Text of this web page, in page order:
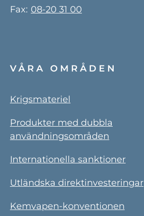
Fax: 08-20 31 00
VÅRA OMRÅDEN
Krigsmateriel
Produkter med dubbla
användningsområden
Internationella sanktioner
Utländska direktinvesteringar
Kemvapen-konventionen